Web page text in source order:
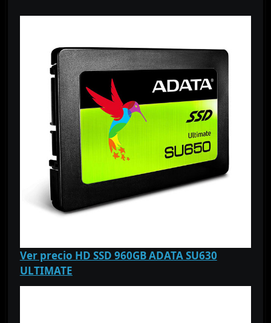
Ver precio HD SSD 960GB ADATA SU630
ULTIMATE